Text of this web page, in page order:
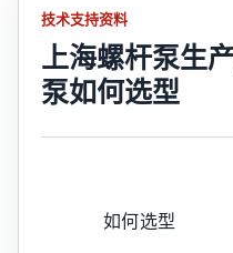
技术支持资料
上海螺杆泵生
泵如何选型
如何选型